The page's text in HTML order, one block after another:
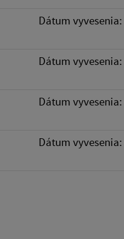
Dátum vyvesenia:
Dátum vyvesenia:
Dátum vyvesenia:
Dátum vyvesenia: